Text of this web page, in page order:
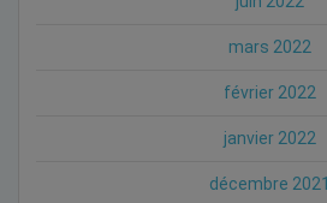
mars 2022
février 2022
janvier 2022
décembre 2021